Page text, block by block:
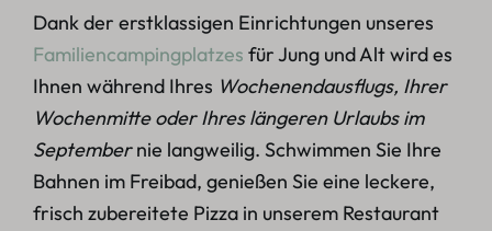
Dank der erstklassigen Einrichtungen unseres
Familiencampingplatzes für Jung und Alt wird es
Ihnen während Ihres Wochenendausflugs, Ihrer
Wochenmitte oder Ihres längeren Urlaubs im
Septembernie langweilig. Schwimmen Sie Ihre
Bahnen im Freibad, genießen Sie eine leckere,
frisch zubereitete Pizza in unserem Restaurant